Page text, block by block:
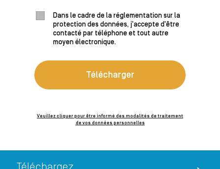
Dans le cadre de la réglementation sur la
protection des données, j'accepte d'être
contacté par téléphone et tout autre
moyen électronique.
Veuillez cliquer pour être informé des modalités de traitement
de vos données personnelles